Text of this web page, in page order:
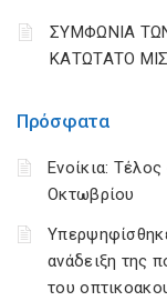
Πρόσφατα
Ενοίκια:
Οκτωβρίου
ανάδειξη της
του
ΣΥΜΦΩΝΙΑ
ΚΑΤΩΤΑΤΟ